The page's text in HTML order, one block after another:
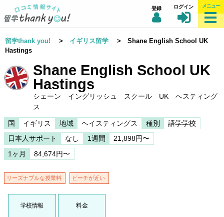
登録 ログイン メニュー
留学thank you! > イギリス留学 > Shane English School UK
Hastings
Shane English School UK
Hastings
シェーン イングリッシュ スクール UK へスティング
ス
国 イギリス 地域 ヘイスティングス 種別
語学学校
日本人サポート
なし 1週間
21,898円〜
1ヶ月
84,674円〜
リーズナブルな授業料 ビーチが近い
学校情報 料金